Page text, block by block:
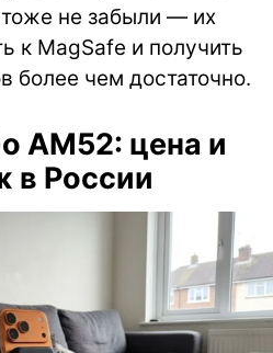
не забыли — их
к MagSafe и получить
более чем достаточно.
AM52: цена и
в России